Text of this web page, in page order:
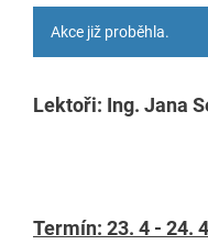
Akce již proběhla.
Lektoři: Ing. Jana
Termín: 23. 4 - 24.